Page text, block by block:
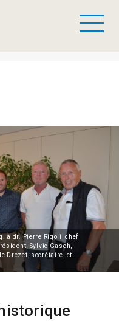
à dr. Pierre Rigoli, chef
Sylvie Gasch,
Drezet, secrétaire, et